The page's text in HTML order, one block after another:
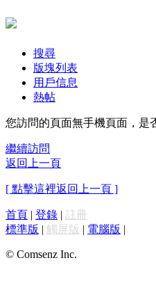
搜尋
版塊列表
用戶信息
熱帖
您訪問的頁面無手機頁面，是
繼續訪問
返回上一頁
[ 點擊這裡返回上一頁 ]
首頁 | 登錄 | 註冊
標準版 | 觸屏版 | 電腦版 |
© Comsenz Inc.